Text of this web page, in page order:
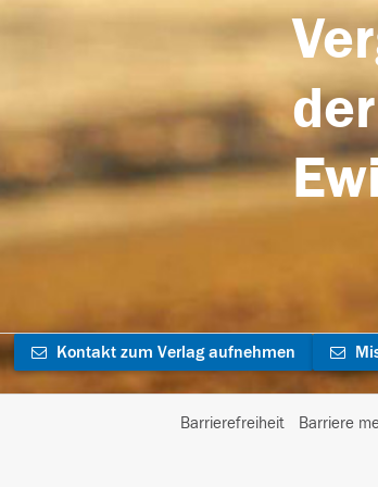
Kontakt zum Verlag aufnehmen
Barrierefreiheit Barriere